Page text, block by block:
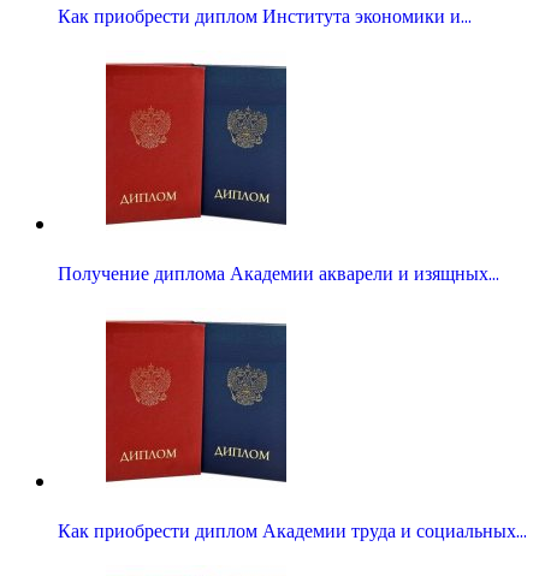
Как приобрести диплом Института экономики и…
Получение диплома Академии акварели и изящных…
Как приобрести диплом Академии труда и социальных…